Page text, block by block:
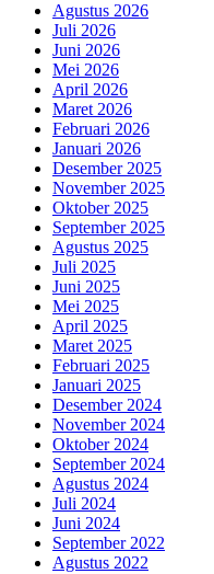
Agustus 2026
Juli 2026
Juni 2026
Mei 2026
April 2026
Maret 2026
Februari 2026
Januari 2026
Desember 2025
November 2025
Oktober 2025
September 2025
Agustus 2025
Juli 2025
Juni 2025
Mei 2025
April 2025
Maret 2025
Februari 2025
Januari 2025
Desember 2024
November 2024
Oktober 2024
September 2024
Agustus 2024
Juli 2024
Juni 2024
September 2022
Agustus 2022